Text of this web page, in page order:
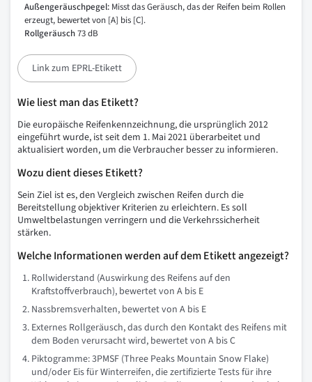
Außengeräuschpegel: Misst das Geräusch, das der Reifen beim Rollen
erzeugt, bewertet von [A] bis [C].
Rollgeräusch73 dB
Link zum EPRL-Etikett
Wie liest man das Etikett?
Die europäische Reifenkennzeichnung, die ursprünglich 2012
eingeführt wurde, ist seit dem 1. Mai 2021 überarbeitet und
aktualisiert worden, um die Verbraucher besser zu informieren.
Wozu dient dieses Etikett?
Sein Ziel ist es, den Vergleich zwischen Reifen durch die
Bereitstellung objektiver Kriterien zu erleichtern. Es soll
Umweltbelastungen verringern und die Verkehrssicherheit
stärken.
Welche Informationen werden auf dem Etikett angezeigt?
Rollwiderstand (Auswirkung des Reifens auf den
Kraftstoffverbrauch), bewertet von A bis E
Nassbremsverhalten, bewertet von A bis E
Externes Rollgeräusch, das durch den Kontakt des Reifens mit
dem Boden verursacht wird, bewertet von A bis C
Piktogramme: 3PMSF (Three Peaks Mountain Snow Flake)
und/oder Eis für Winterreifen, die zertifizierte Tests für ihre